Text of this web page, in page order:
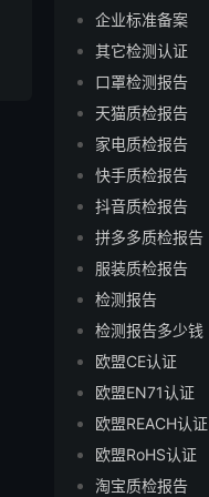
企业标准备案
其它检测认证
口罩检测报告
天猫质检报告
家电质检报告
快手质检报告
抖音质检报告
拼多多质检报告
服装质检报告
检测报告
检测报告多少钱
欧盟CE认证
欧盟EN71认证
欧盟REACH认证
欧盟RoHS认证
淘宝质检报告